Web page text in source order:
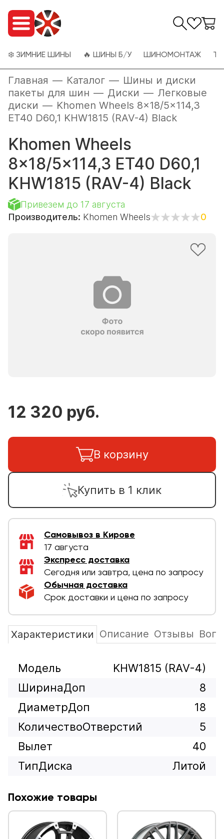
❄️ ЗИМНИЕ ШИНЫ 🔥 ШИНЫ Б/У ШИНОМОНТАЖ
Главная — Каталог — Шины и диски
пакеты для шин — Диски — Легковые
диски — Khomen Wheels 8x18/5x114,3
ET40 D60,1 KHW1815 (RAV-4) Black
Khomen Wheels
8x18/5x114,3 ET40 D60,1
KHW1815 (RAV-4) Black
Привезем до 17 августа
Производитель: Khomen Wheels 0
12 320 руб.
В корзину
Купить в 1 клик
Самовывоз в Кирове
17 августа
Экспресс доставка
Сегодня или завтра, цена по запросу
Обычная доставка
Срок доставки и цена по запросу
Характеристики Описание Отзывы
Модель
KHW1815 (RAV-4)
ШиринаДоп
8
ДиаметрДоп
18
КоличествоОтверстий
5
Вылет
40
ТипДиска
Литой
Похожие товары